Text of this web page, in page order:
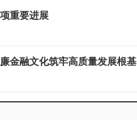
重要进展
金融文化筑牢高质量发展根基